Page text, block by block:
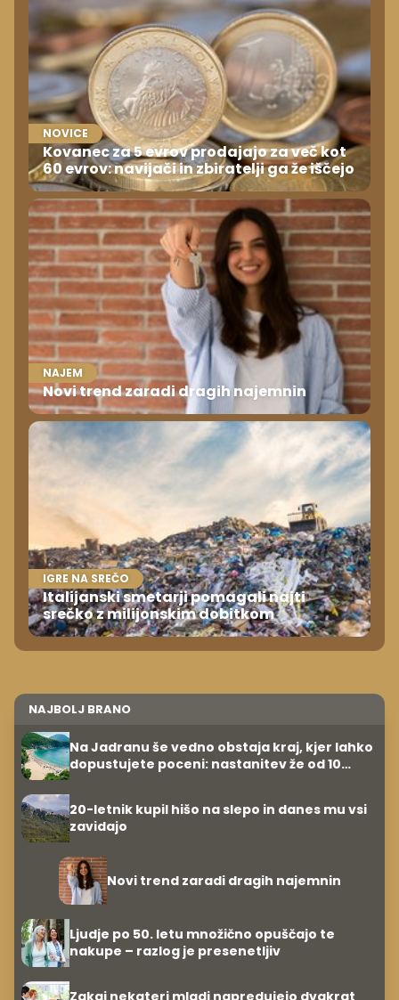
NOVICE
Kovanec za 5 evrov prodajajo za več kot
60 evrov: navijači in zbiratelji ga že iščejo
NAJEM
Novi trend zaradi dragih najemnin
IGRE NA SREČO
Italijanski smetarji pomagali najti
srečko z milijonskim dobitkom
NAJBOLJ BRANO
Na Jadranu še vedno obstaja kraj, kjer lahko
dopustujete poceni: nastanitev že od 10
20-letnik kupil hišo na slepo in danes mu vsi
zavidajo
Novi trend zaradi dragih najemnin
Ljudje po 50. letu množično opuščajo te
nakupe – razlog je presenetljiv